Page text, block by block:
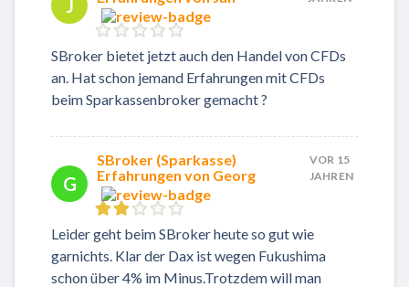
J
SBroker bietet jetzt auch den Handel von CFDs
an. Hat schon jemand Erfahrungen mit CFDs
beim Sparkassenbroker gemacht ?
G
SBroker (Sparkasse)
Erfahrungen von Georg
VOR 15
JAHREN
Leider geht beim SBroker heute so gut wie
garnichts. Klar der Dax ist wegen Fukushima
schon über 4% im Minus.Trotzdem will man